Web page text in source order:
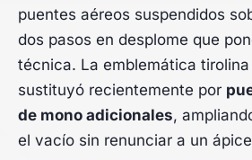
puentes aéreos suspendidos
dos pasos en desplome que
técnica. La emblemática tirolina
sustituyó recientemente por
de mono adicionales,
el vacío sin renunciar a un